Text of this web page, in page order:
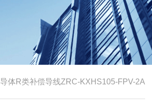
导体R类补偿导线ZRC-KXHS105-FPV-2A